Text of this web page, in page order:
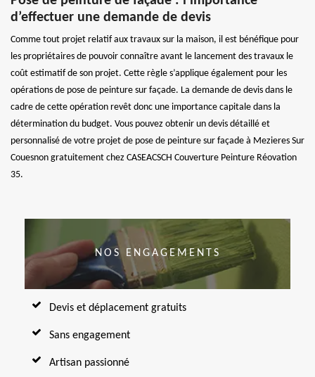
d’effectuer une demande de devis
Comme tout projet relatif aux travaux sur la maison, il est bénéfique pour
les propriétaires de pouvoir connaître avant le lancement des travaux le
coût estimatif de son projet. Cette règle s’applique également pour les
opérations de pose de peinture sur façade. La demande de devis dans le
cadre de cette opération revêt donc une importance capitale dans la
détermination du budget. Vous pouvez obtenir un devis détaillé et
personnalisé de votre projet de pose de peinture sur façade à Mezieres Sur
Couesnon gratuitement chez CASEACSCH Couverture Peinture Réovation
35.
NOS ENGAGEMENTS
Devis et déplacement gratuits
Sans engagement
Artisan passionné